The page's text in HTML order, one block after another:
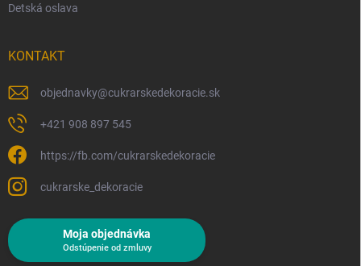
Detská oslava
KONTAKT
objednavky@cukrarskedekoracie.sk
+421 908 897 545
https://fb.com/cukrarskedekoracie
cukrarske_dekoracie
Moja objednávka
Odstúpenie od zmluvy